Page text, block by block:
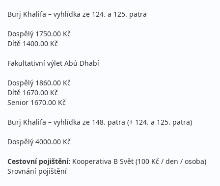
Burj Khalifa – vyhlídka ze 124. a 125. patra
Dospělý 1750.00 Kč
Dítě 1400.00 Kč
Fakultativní výlet Abú Dhabí
Dospělý 1860.00 Kč
Dítě 1670.00 Kč
Senior 1670.00 Kč
Burj Khalifa – vyhlídka ze 148. patra (+ 124. a 125. patra)
Dospělý 4000.00 Kč
Cestovní pojištění: Kooperativa B Svět (100 Kč / den / osoba)
Srovnání pojištění